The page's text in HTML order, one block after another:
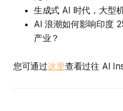
生成式 AI 时代，大型
AI 浪潮如何影响印度
产业？
您可通过这里查看过往 AI